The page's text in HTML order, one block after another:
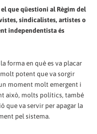
que qüestioni al Règim del
sindicalistes, artistes o
independentista és
forma en què es va placar
potent que va sorgir
moment molt emergent i
això, molts polítics, també
que va servir per apagar la
pel sistema.